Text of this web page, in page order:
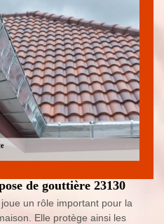
de gouttière 23130
un rôle important pour la
Elle protège ainsi les